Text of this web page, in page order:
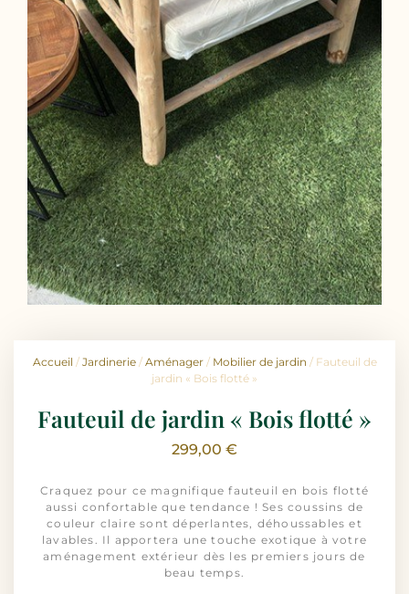
Accueil / Jardinerie/ Aménager/ Mobilier de jardin / Fauteuil de
jardin « Bois flotté »
Fauteuil de jardin « Bois flotté »
299,00 €
Craquez pour ce magnifique fauteuil en bois flotté
aussi confortable que tendance ! Ses coussins de
couleur claire sont déperlantes, déhoussables et
lavables. Il apportera une touche exotique à votre
aménagement extérieur dès les premiers jours de
beau temps.